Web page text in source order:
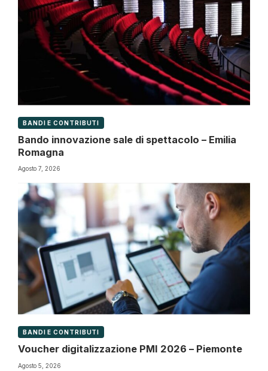
BANDI E CONTRIBUTI
Bando innovazione sale di spettacolo – Emilia
Romagna
Agosto 7, 2026
BANDI E CONTRIBUTI
Voucher digitalizzazione PMI 2026 – Piemonte
Agosto 5, 2026